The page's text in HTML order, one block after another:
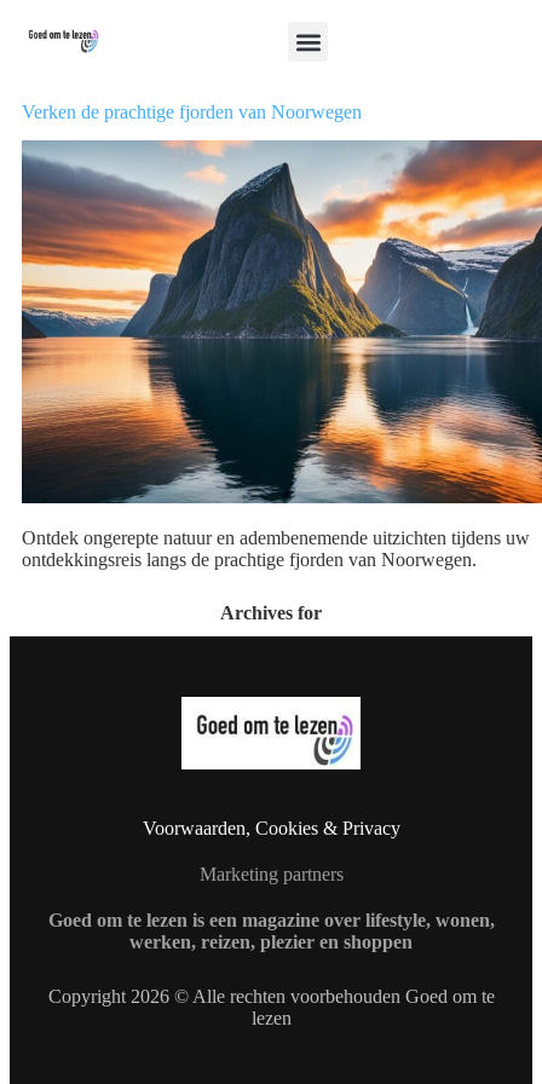
Verken de prachtige fjorden van Noorwegen
Ontdek ongerepte natuur en adembenemende uitzichten tijdens uw
ontdekkingsreis langs de prachtige fjorden van Noorwegen.
Archives for
Voorwaarden, Cookies & Privacy
Marketing partners
Goed om te lezen is een magazine over lifestyle, wonen,
werken, reizen, plezier en shoppen
Copyright 2026 © Alle rechten voorbehouden Goed om te
lezen